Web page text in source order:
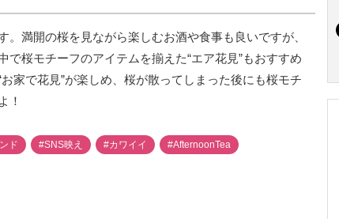
満開の桜を見ながら楽しむお酒や食事も良いですが、
桜モチーフのアイテムを揃えた“エア花見”もおすすめ
家で花見”が楽しめ、桜が散ってしまった後にも桜モチ
！
ド #SNS映え #カワイイ #AfternoonTea